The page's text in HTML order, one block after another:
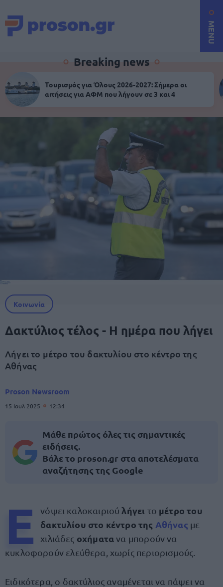
MENU
Breaking news
Τουρισμός για Όλους 2026-2027: Σήμερα οι
αιτήσεις για ΑΦΜ που λήγουν σε 3 και 4
Κοινωνία
Δακτύλιος τέλος - Η ημέρα που λήγει
Λήγει το μέτρο του δακτυλίου στο κέντρο της
Αθήνας
Proson Newsroom
15 Ιουλ 2025 12:34
Μάθε πρώτος όλες τις σημαντικές
ειδήσεις.
Βάλε το proson.gr στα αποτελέσματα
αναζήτησης της Google
Ε νόψει καλοκαιριού λήγει το μέτρο του
δακτυλίου στο κέντρο της Αθήνας με
χιλιάδες οχήματανα μπορούν να
κυκλοφορούν ελεύθερα, χωρίς περιορισμούς.
Ειδικότερα, ο δακτύλιος αναμένεται να πάψει να